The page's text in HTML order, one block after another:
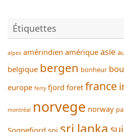
Étiquettes
alpes amérindien amérique asie
belgique bergen bonheur
europe ferry fjord foret france
montréal norvege norway
Sognefjord soi sri lanka